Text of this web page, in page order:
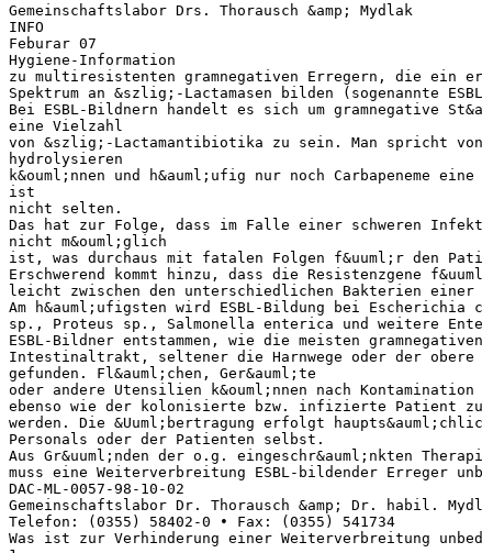
Gemeinschaftslabor Drs. Thorausch &amp; Mydlak
INFO
Feburar 07
Hygiene-Information
zu multiresistenten gramnegativen Erregern, die ein
Spektrum an &szlig;-Lactamasen bilden (sogenannte
Bei ESBL-Bildnern handelt es sich um gramnegative
eine Vielzahl
von &szlig;-Lactamantibiotika zu sein. Man spricht
hydrolysieren
k&ouml;nnen und h&auml;ufig nur noch Carbapeneme
ist
nicht selten.
Das hat zur Folge, dass im Falle einer schweren
nicht m&ouml;glich
ist, was durchaus mit fatalen Folgen f&uuml;r den
Erschwerend kommt hinzu, dass die Resistenzgene
leicht zwischen den unterschiedlichen Bakterien einer
Am h&auml;ufigsten wird ESBL-Bildung bei
sp., Proteus sp., Salmonella enterica und weitere
ESBL-Bildner entstammen, wie die meisten
Intestinaltrakt, seltener die Harnwege oder der obere
gefunden. Fl&auml;chen, Ger&auml;te
oder andere Utensilien k&ouml;nnen nach
ebenso wie der kolonisierte bzw. infizierte Patient
werden. Die &Uuml;bertragung erfolgt
Personals oder der Patienten selbst.
Aus Gr&uuml;nden der o.g. eingeschr&auml;nkten
muss eine Weiterverbreitung ESBL-bildender Erreger
DAC-ML-0057-98-10-02
Gemeinschaftslabor Dr. Thorausch &amp; Dr. habil.
Telefon: (0355) 58402-0 • Fax: (0355) 541734
Was ist zur Verhinderung einer Weiterverbreitung